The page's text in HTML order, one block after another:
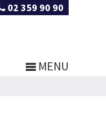
02 359 90 90
MENU